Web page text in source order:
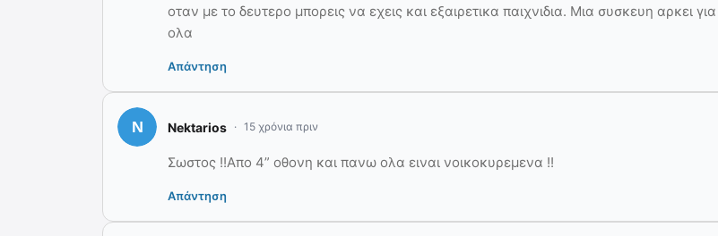
οταν με το δευτερο μπορεις να εχεις και εξαιρετικα παιχνιδια. Μια συσκευη αρκει για
ολα
Απάντηση
Nektarios 15 χρόνια πριν
Σωστος !!Απο 4” οθονη και πανω ολα ειναι νοικοκυρεμενα !!
Απάντηση